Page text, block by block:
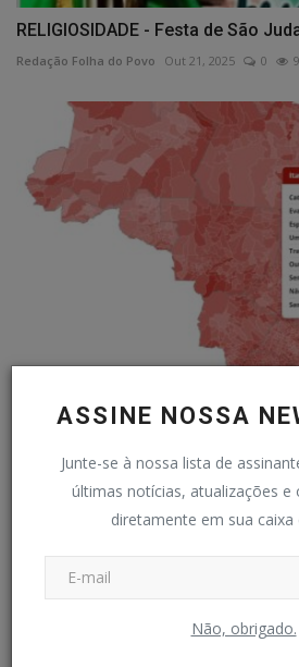
ASSINE NOSSA
Junte-se à nossa lista de
últimas notícias, atualizações e
diretamente em sua caixa
Não, obrigado.
RELIGIOSIDADE - Festa de São
Redação Folha do Povo Out 21, 2025 0
católica